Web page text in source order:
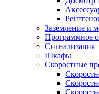
Заземление и
Программное
Сигнализация
Шкафы
Скоростные